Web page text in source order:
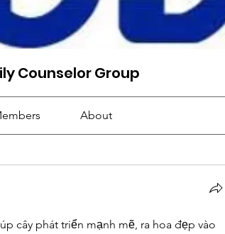
Counselor Group
About
cây phát triển mạnh mẽ, ra hoa đẹp vào